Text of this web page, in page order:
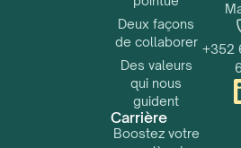
Deux façons
de collaborer
Des valeurs
qui nous
guident
Carrière
Boostez votre
+352